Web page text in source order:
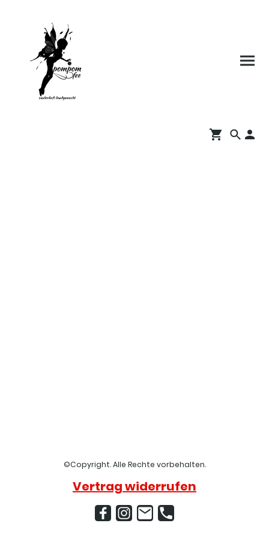
©Copyright. Alle Rechte vorbehalten.
Vertrag widerrufen